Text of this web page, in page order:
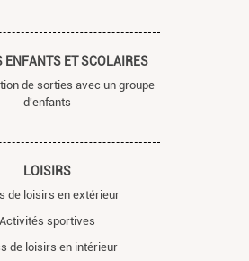
ENFANTS ET SCOLAIRES
de sorties avec un groupe
d'enfants
LOISIRS
de loisirs en extérieur
Activités sportives
de loisirs en intérieur